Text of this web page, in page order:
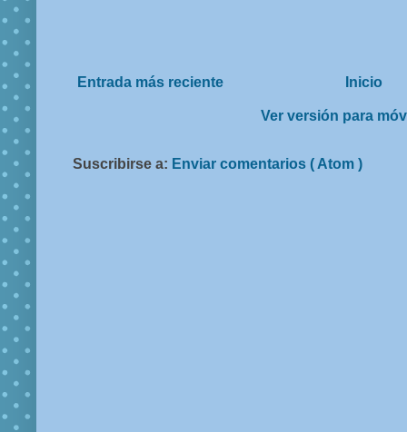
Entrada más reciente Inicio
Ver versión para
Suscribirse a: Enviar comentarios ( Atom )